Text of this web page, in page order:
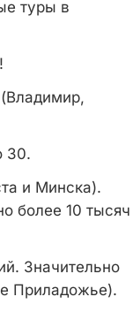
туры в
30.
и Минска).
более 10 тысяч
Значительно
Приладожье).